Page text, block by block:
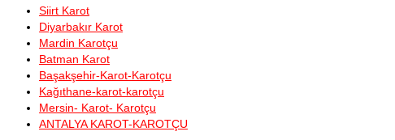
Siirt Karot
Diyarbakır Karot
Mardin Karotçu
Batman Karot
Başakşehir-Karot-Karotçu
Kağıthane-karot-karotçu
Mersin- Karot- Karotçu
ANTALYA KAROT-KAROTÇU